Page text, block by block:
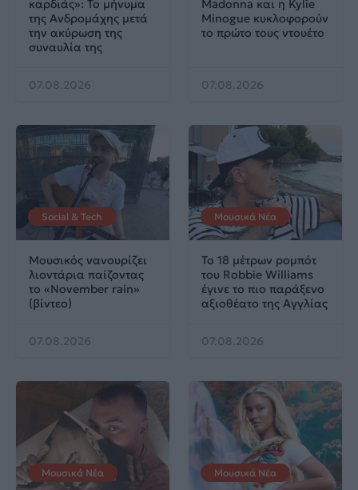
καρδιάς»: Το μήνυμα
της Ανδρομάχης μετά
την ακύρωση της
συναυλία της
07.08.2026
Madonna και η Kylie
Minogue κυκλοφορούν
το πρώτο τους ντουέτο
07.08.2026
Social & Tech
Μουσικός νανουρίζει
λιοντάρια παίζοντας
το «November rain»
(βίντεο)
07.08.2026
Μουσικά Νέα
Το 18 μέτρων ρομπότ
του Robbie Williams
έγινε το πιο παράξενο
αξιοθέατο της Αγγλίας
07.08.2026
Μουσικά Νέα Μουσικά Νέα